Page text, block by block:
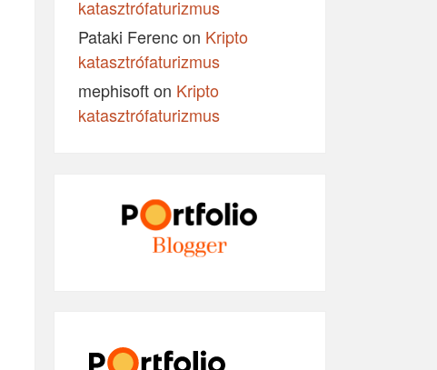
katasztrófaturizmus
Pataki Ferencon Kripto
katasztrófaturizmus
mephisofton Kripto
katasztrófaturizmus